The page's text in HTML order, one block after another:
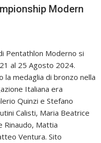
Modern
Pentathlon Moderno si
al 25 Agosto 2024.
la medaglia di bronzo nella
Italiana era
Quinzi e Stefano
Calisti, Maria Beatrice
Rinaudo, Mattia
Ventura. Sito